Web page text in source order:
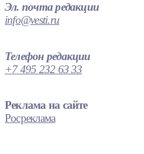
Эл. почта редакции
info@vesti.ru
Телефон редакции
+7 495 232 63 33
Реклама на сайте
Росреклама